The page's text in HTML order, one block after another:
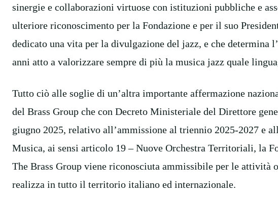
sinergie e collaborazioni virtuose con istituzioni pubbliche e
ulteriore riconoscimento per la Fondazione e per il suo
dedicato una vita per la divulgazione del jazz, e che determina
anni atto a valorizzare sempre di più la musica jazz quale
Tutto ciò alle soglie di un’altra importante affermazione
del Brass Group che con Decreto Ministeriale del Direttore
giugno 2025, relativo all’ammissione al triennio 2025-2027 e
Musica, ai sensi articolo 19 – Nuove Orchestra Territoriali, la
The Brass Group viene riconosciuta ammissibile per le attività
realizza in tutto il territorio italiano ed internazionale.